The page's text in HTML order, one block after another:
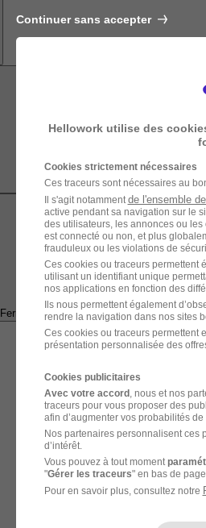
Fermer
Continuer sans accepter
Hellowork utilise des
Cookies strictement nécessaires
Ces traceurs sont nécessaires au
Il s'agit notamment de l'ensemble
active pendant sa navigation sur le
des utilisateurs, les annonces ou
est connecté ou non, et plus
frauduleux ou les violations de
Ces cookies ou traceurs permettent
utilisant un identifiant unique
nos applications en fonction des
Ils nous permettent également
rendre la navigation dans nos sites
Ces cookies ou traceurs permettent
présentation personnalisée des
Cookies publicitaires
Avec votre accord, nous et nos
traceurs pour vous proposer des
afin d’augmenter vos probabilités
Nos partenaires personnalisent ces
d’intérêt.
Vous pouvez à tout moment
"Gérer les traceurs" en bas de page.
Pour en savoir plus, consultez notre